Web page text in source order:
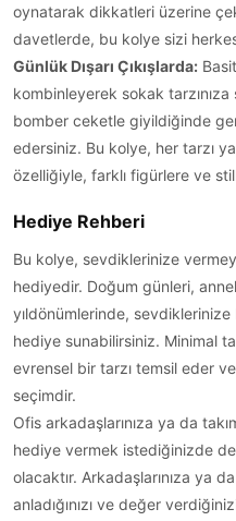
oynatarak dikkatleri üzerine
davetlerde, bu kolye sizi
Günlük Dışarı Çıkışlarda:
kombinleyerek sokak tarzınıza
bomber ceketle giyildiğinde
edersiniz. Bu kolye, her tarzı
özelliğiyle, farklı figürlere ve
Hediye Rehberi
Bu kolye, sevdiklerinize
hediyedir. Doğum günleri,
yıldönümlerinde,
hediye sunabilirsiniz. Minimal
evrensel bir tarzı temsil eder
seçimdir.
Ofis arkadaşlarınıza ya da
hediye vermek istediğinizde
olacaktır. Arkadaşlarınıza ya
anladığınızı ve değer